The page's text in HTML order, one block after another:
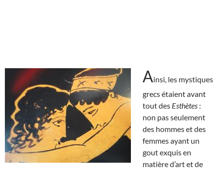
Ainsi, les mystiques
grecs étaient avant
tout des Esthètes :
non pas seulement
des hommes et des
femmes ayant un
gout exquis en
matière d’art et de